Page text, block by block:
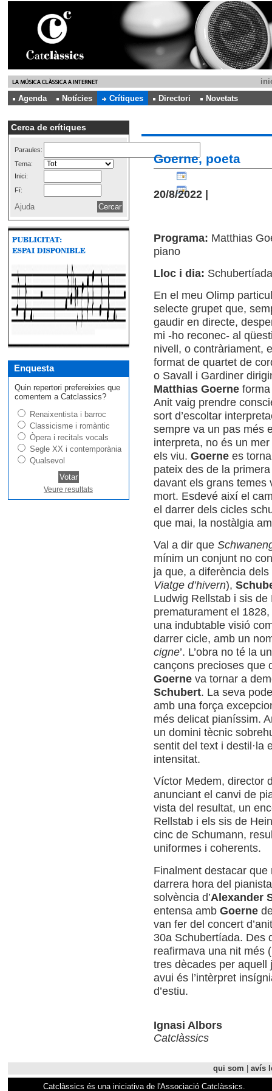
Agenda
Notícies Crítiques Directori Novetats
Cerca de crítiques
Paraules:
Tema:
Inici:
Fí:
Ajuda
Enquesta
Quin repertori prefereixies que
comentem a Catclassics?
Renaixentista i barroc
Classicisme i romàntic
Òpera i recitals vocals
Segle XX i contemporània
Qualsevol
Veure resultats
Goerne, poeta
20/8/2022 |
Programa: Matthias
piano
Lloc i dia: Schubertíada
En el meu Olimp
selecte grupet que,
gaudir en directe,
mi -ho reconec- al
nivell, o contràriament,
format de quartet de
o Savall i Gardiner
Matthias Goerneforma
Anit vaig prendre
sort d’escoltar
sempre va un pas més
interpreta, no és un
els viu. Goerne es
pateix des de la
davant els grans temes
mort. Esdevé així el
el darrer dels cicles
que mai, la nostàlgia
Val a dir que
mínim un conjunt no
ja que, a diferència
Viatge d’hivern),
Ludwig Rellstab i sis
prematurament el
una indubtable visió
darrer cicle, amb un
cigne’. L’obra no té la
cançons precioses que
Goerne va tornar a
Schubert. La seva
amb una força
més delicat pianíssim.
un domini tècnic
sentit del text i destil·la
intensitat.
Víctor Medem, director
anunciant el canvi de
vista del resultat, un
Rellstab i els sis de
cinc de Schumann,
uniformes i coherents.
Finalment destacar
darrera hora del
solvència d’Alexander
entensa amb Goerne
van fer del concert
30a Schubertíada. Des
reafirmava una nit més
tres dècades per aquell
avui és l’intèrpret
d’estiu.
Ignasi Albors
Catclàssics
qui som | avís
Catclàssics és una iniciativa de l'Associació Catclàssics.